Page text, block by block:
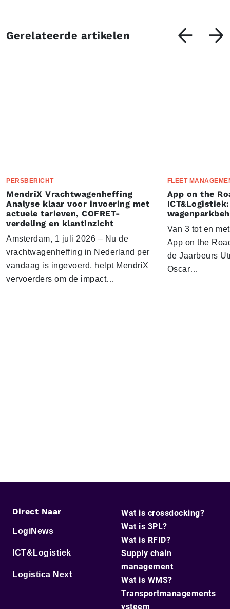
Gerelateerde artikelen
PERSBERICHT
MendriX Vrachtwagenheffing
Analyse klaar voor invoering met
actuele tarieven, COFRET-
verdeling en klantinzicht
Amsterdam, 1 juli 2026 – Nu de
vrachtwagenheffing in Nederland per
vandaag is ingevoerd, helpt MendriX
vervoerders om de impact…
FLEET
App on the
Van 3 tot en
App on the
de Jaarbeurs
Oscar…
Direct Naar
LogiNews
ICT&Logistiek
Logistica Next
Wat is crossdocking?
Wat is 3PL?
Wat is RFID?
Supply chain
management
Wat is WMS?
Transportmanagements
ysteem